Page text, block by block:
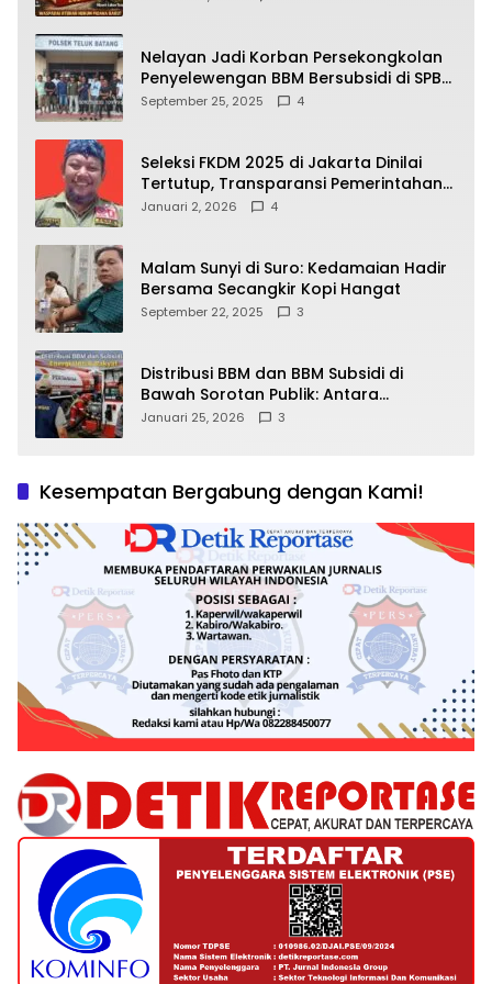
Nelayan Jadi Korban Persekongkolan
Penyelewengan BBM Bersubsidi di SPBU
64.78809 Teluk Batang
September 25, 2025 4
Seleksi FKDM 2025 di Jakarta Dinilai
Tertutup, Transparansi Pemerintahan
Pramono–Rano Dipertanyakan
Januari 2, 2026 4
Malam Sunyi di Suro: Kedamaian Hadir
Bersama Secangkir Kopi Hangat
September 22, 2025 3
Distribusi BBM dan BBM Subsidi di
Bawah Sorotan Publik: Antara
Kepentingan Negara, Hak Konsumen,
Januari 25, 2026 3
Kesempatan Bergabung dengan Kami!